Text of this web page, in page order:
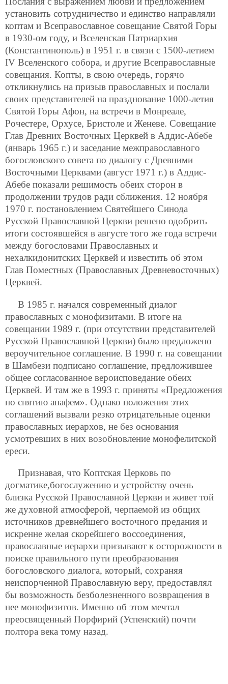
установить сотрудничество и единство направляли
коптам и Всеправославное совещание Святой Горы
в 1930-ом году, и Вселенская Патриархия
(Константинополь) в 1951 г. в связи с 1500-летием
IV Вселенского собора, и другие Всеправославные
совещания. Копты, в свою очередь, горячо
откликнулись на призыв православных и послали
своих представителей на празднование 1000-летия
Святой Горы Афон, на встречи в Монреале,
Рочестере, Орхусе, Бристоле и Женеве. Совещание
Глав Древних Восточных Церквей в Аддис-Абебе
(январь 1965 г.) и заседание межправославного
богословского совета по диалогу с Древними
Восточными Церквами (август 1971 г.) в Аддис-
Абебе показали решимость обеих сторон в
продолжении трудов ради сближения. 12 ноября
1970 г. постановлением Святейшего Синода
Русской Православной Церкви решено одобрить
итоги состоявшейся в августе того же года встречи
между богословами Православных и
нехалкидонитских Церквей и известить об этом
Глав Поместных (Православных Древневосточных)
Церквей.
В 1985 г. начался современный диалог
православных с монофизитами. В итоге на
совещании 1989 г. (при отсутствии представителей
Русской Православной Церкви) было предложено
вероучительное соглашение. В 1990 г. на совещании
в Шамбези подписано соглашение, предложившее
общее согласованное вероисповедание обеих
Церквей. И там же в 1993 г. приняты «Предложения
по снятию анафем». Однако положения этих
соглашений вызвали резко отрицательные оценки
православных иерархов, не без основания
усмотревших в них возобновление монофелитской
ереси.
Признавая, что Коптская Церковь по
догматике,богослужению и устройству очень
близка Русской Православной Церкви и живет той
же духовной атмосферой, черпаемой из общих
источников древнейшего восточного предания и
искренне желая скорейшего воссоединения,
православные иерархи призывают к осторожности в
поиске правильного пути преобразования
богословского диалога, который, сохраняя
неиспорченной Православную веру, предоставлял
бы возможность безболезненного возвращения в
нее монофизитов. Именно об этом мечтал
преосвященный Порфирий (Успенский) почти
полтора века тому назад.